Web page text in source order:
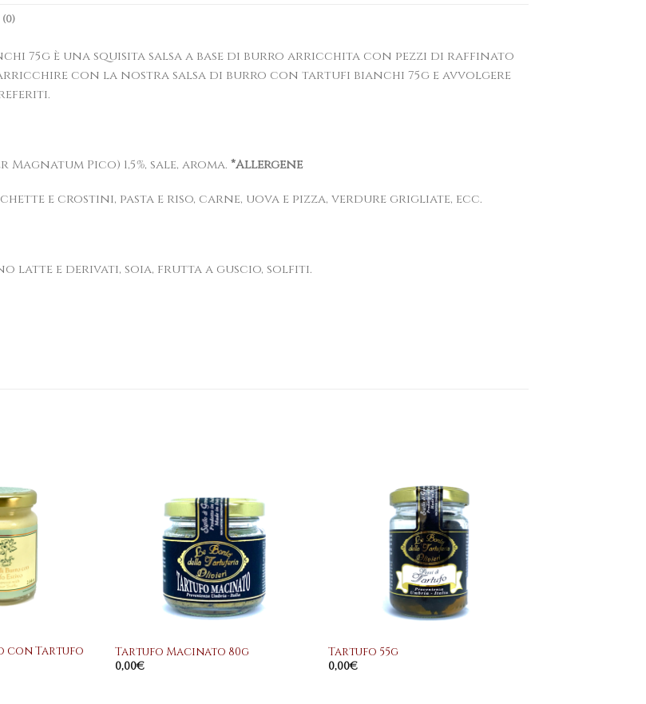
(0)
75g è una squisita salsa a base di burro arricchita con pezzi di raffinato
con la nostra salsa di burro con tartufi bianchi 75g e avvolgere
Pico) 1,5%, sale, aroma. *Allergene
e crostini, pasta e riso, carne, uova e pizza, verdure grigliate, ecc.
latte e derivati, soia, frutta a guscio, solfiti.
con Tartufo
lista dei
desideri
Tartufo Macinato 80g
0,00€
Tartufo 55g
0,00€